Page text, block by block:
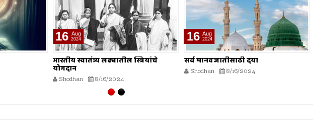
16 Aug
2024
भारतीय स्वातंत्र्य लढ्यातील स्त्रियांचे
योगदान
Shodhan 8/16/2024
16 Aug
2024
सर्व मानवजातीसाठी दया
Shodhan 8/16/2024